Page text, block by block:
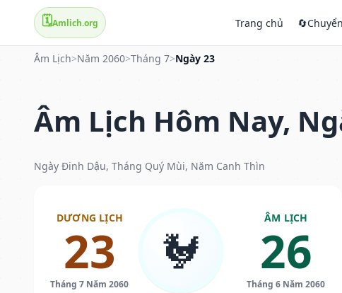
🗓️Amlich.org Trang chủ 🔄
Âm Lịch>Năm 2060>Tháng 7>Ngày 23
Âm Lịch Hôm Nay,
Ngày Đinh Dậu, Tháng Quý Mùi, Năm Canh Thìn
DƯƠNG LỊCH
23
Tháng 7 Năm 2060
🐓
ÂM LỊCH
26
Tháng 6 Năm 2060